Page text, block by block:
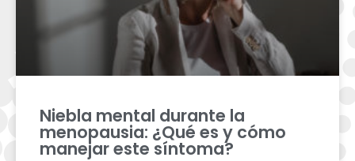
Niebla mental durante la
menopausia: ¿Qué es y cómo
manejar este síntoma?